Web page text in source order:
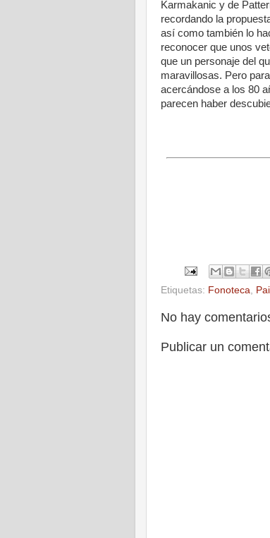
Karmakanic y de
recordando la
así como también lo
reconocer que unos
que un personaje del
maravillosas. Pero
acercándose a los 80
parecen haber
Etiquetas: Fonoteca,
No hay
Publicar un